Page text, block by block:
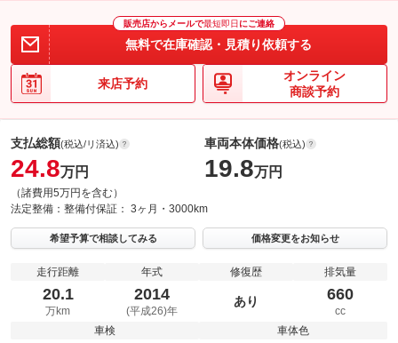
販売店からメールで最短即日 にご連絡
無料で在庫確認・見積り依頼する
来店予約
オンライン
商談予約
支払総額(税込/リ済込)
24.8万円
（諸費用5万円を含む）
車両本体価格(税込)
19.8万円
法定整備： 整備付保証： 3ヶ月・3000km
希望予算で相談してみる 価格変更をお知らせ
走行距離
20.1
万km
年式
2014
(平成26)年
修復歴
あり
排気量
660
cc
車検
車体色